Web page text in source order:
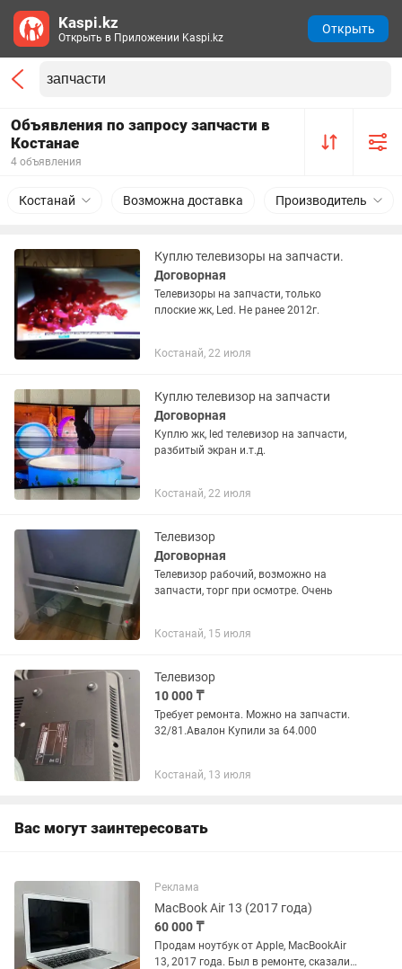
Объявления по запросу запчасти в
Костанае
4 объявления
Костанай Возможна доставка Производитель
Куплю телевизоры на запчасти.
Договорная
Телевизоры на запчасти, только
плоские жк, Led. Не ранее 2012г.
Костанай, 22 июля
Куплю телевизор на запчасти
Договорная
Куплю жк, led телевизор на запчасти,
разбитый экран и.т.д.
Костанай, 22 июля
Телевизор
Договорная
Телевизор рабочий, возможно на
запчасти, торг при осмотре. Очень
Костанай, 15 июля
Телевизор
10 000 ₸
Требует ремонта. Можно на запчасти.
32/81.Авалон Купили за 64.000
Костанай, 13 июля
Вас могут заинтересовать
Реклама
MacBook Air 13 (2017 года)
60 000 ₸
Продам ноутбук от Apple, MacBookAir
13, 2017 года. Был в ремонте, сказали
Kaspi.kz
Открыть в Приложении Kaspi.kz
Открыть